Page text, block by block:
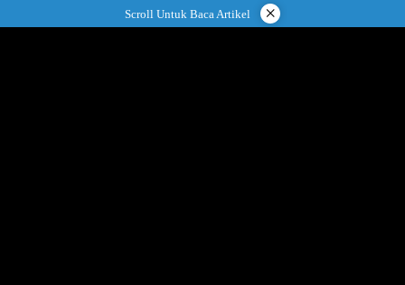
ke
Scroll Untuk Baca Artikel ×